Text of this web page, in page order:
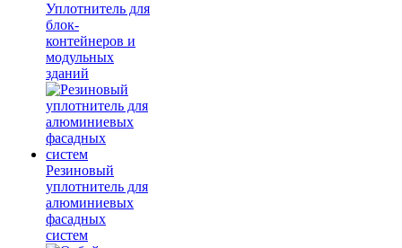
Уплотнитель для
блок-
контейнеров и
модульных
зданий
Резиновый
уплотнитель для
алюминиевых
фасадных
систем